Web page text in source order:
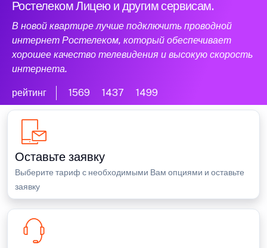
Ростелеком Лицею и другим сервисам.
В новой квартире лучше подключить проводной
интернет Ростелеком, который обеспечивает
хорошее качество телевидения и высокую скорость
интернета.
рейтинг 1569 1437 1499
Оставьте заявку
Выберите тариф с необходимыми Вам опциями и оставьте
заявку